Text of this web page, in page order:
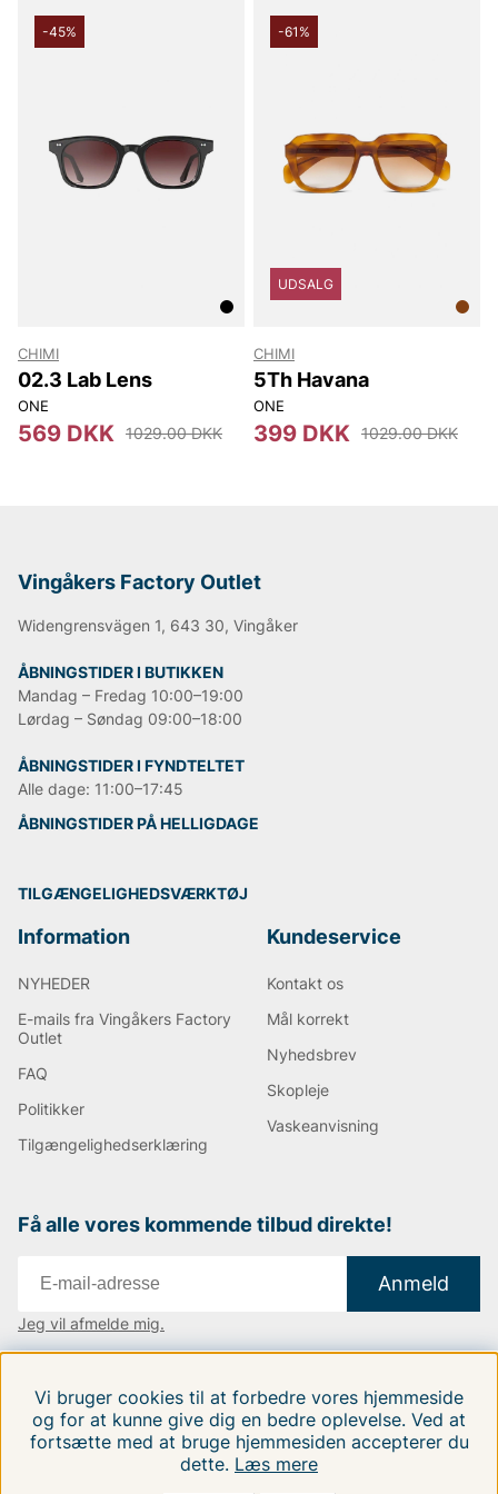
FILTRERA EFTER SORTER EFTER:
-45%
CHIMI
02.3 Lab Lens
ONE
569 DKK 1029.00 DKK
-61%
UDSALG
CHIMI
5Th Havana
ONE
399 DKK 1029.00 DKK
Vingåkers Factory Outlet
Widengrensvägen 1, 643 30, Vingåker
ÅBNINGSTIDER I BUTIKKEN
Mandag – Fredag 10:00–19:00
Lørdag – Søndag 09:00–18:00
ÅBNINGSTIDER I FYNDTELTET
Alle dage: 11:00–17:45
ÅBNINGSTIDER PÅ HELLIGDAGE
TILGÆNGELIGHEDSVÆRKTØJ
Information
NYHEDER
E-mails fra Vingåkers Factory
Outlet
FAQ
Politikker
Tilgængelighedserklæring
Kundeservice
Kontakt os
Mål korrekt
Nyhedsbrev
Skopleje
Vaskeanvisning
Få alle vores kommende tilbud direkte!
Anmeld
Jeg vil afmelde mig.
Følg os på vores sociale medier.
Vi bruger cookies til at forbedre vores hjemmeside
og for at kunne give dig en bedre oplevelse. Ved at
fortsætte med at bruge hjemmesiden accepterer du
dette. Læs mere